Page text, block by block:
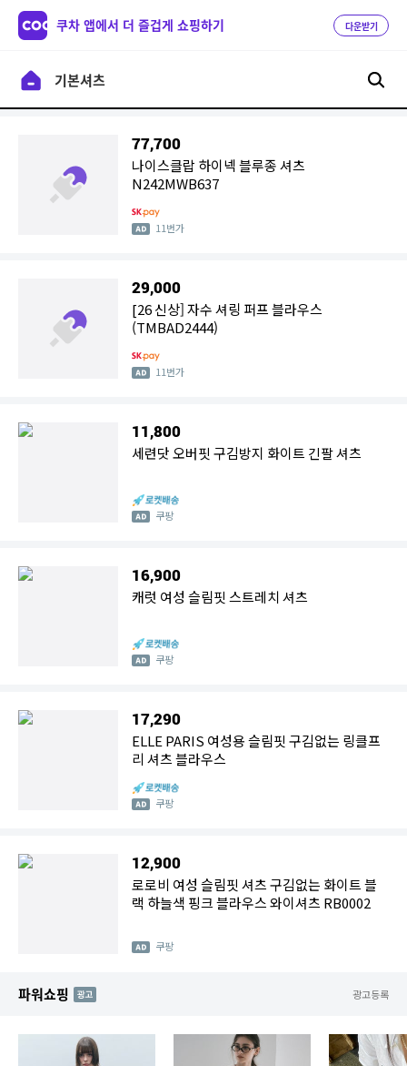
쿠차 앱에서 더 즐겁게 쇼핑하기 다운받기
77,700
나이스클랍 하이넥 블루종 셔츠
N242MWB637
11번가
29,000
[26 신상] 자수 셔링 퍼프 블라우스
(TMBAD2444)
11번가
11,800
세련닷 오버핏 구김방지 화이트 긴팔 셔츠
쿠팡
16,900
캐럿 여성 슬림핏 스트레치 셔츠
쿠팡
17,290
ELLE PARIS 여성용 슬림핏 구김없는 링클프
리 셔츠 블라우스
쿠팡
12,900
로로비 여성 슬림핏 셔츠 구김없는 화이트 블
랙 하늘색 핑크 블라우스 와이셔츠 RB0002
쿠팡
파워쇼핑 AD 광고등록